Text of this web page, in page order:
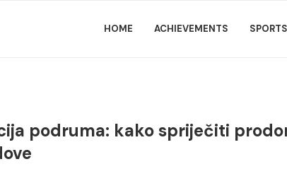
HOME ACHIEVEMENTS
podruma: kako spriječiti